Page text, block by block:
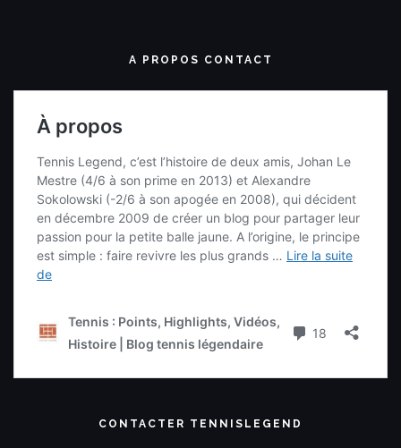
A PROPOS CONTACT
CONTACTER TENNISLEGEND